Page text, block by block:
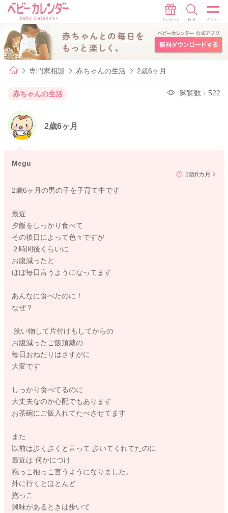
専門家相談 赤ちゃんの生活 2歳6ヶ月
赤ちゃんの生活 閲覧数：522
2歳6ヶ月
Megu
2歳6カ月
2歳6ヶ月の男の子を子育て中です
最近
夕飯をしっかり食べて
その後日によって色々ですが
２時間後くらいに
お腹減ったと
ほぼ毎日言うようになってます
あんなに食べたのに！
なぜ？
洗い物して片付けもしてからの
お腹減ったご飯頂戴の
毎日おねだりはさすがに
大変です
しっかり食べてるのに
大丈夫なのか心配でもあります
お茶碗にご飯入れてたべさせてます
また
以前は歩く歩くと言って 歩いてくれてたのに
最近は 何かにつけ
抱っこ抱っこ言うようになりました。
外に行くとほとんど
抱っこ
興味があるときは歩いて